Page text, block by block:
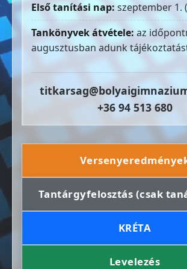
Első tanítási nap:szeptember 1.
Tankönyvek átvétele: az
augusztusban adunk
+36 94 513 680
Tantárgyfelosztás (csak
KRÉTA
Levelezés